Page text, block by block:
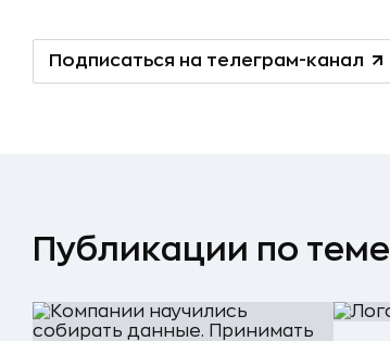
Подписаться на телеграм-канал
Публикации по теме